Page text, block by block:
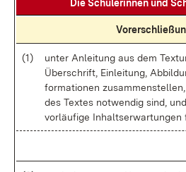
Die Schü­le­rin­nen und
(1)
un­ter An­lei­tung aus dem
Über­schrift, Ein­lei­tung,
for­ma­tio­nen
des Tex­tes not­wen­dig sind,
vor­läu­fi­ge In­halts­er­war­tun­gen